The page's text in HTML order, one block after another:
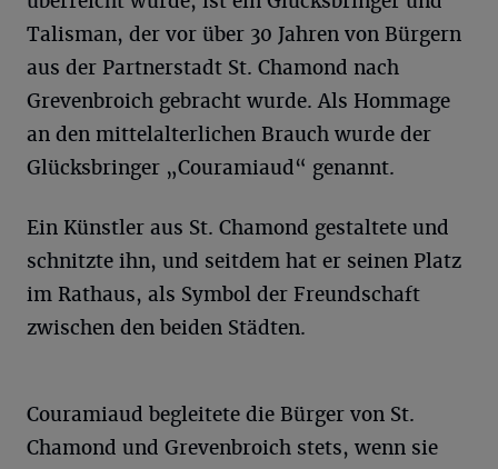
Talisman, der vor über 30 Jahren von Bürgern
aus der Partnerstadt St. Chamond nach
Grevenbroich gebracht wurde. Als Hommage
an den mittelalterlichen Brauch wurde der
Glücksbringer „Couramiaud“ genannt.
Ein Künstler aus St. Chamond gestaltete und
schnitzte ihn, und seitdem hat er seinen Platz
im Rathaus, als Symbol der Freundschaft
zwischen den beiden Städten.
Couramiaud begleitete die Bürger von St.
Chamond und Grevenbroich stets, wenn sie